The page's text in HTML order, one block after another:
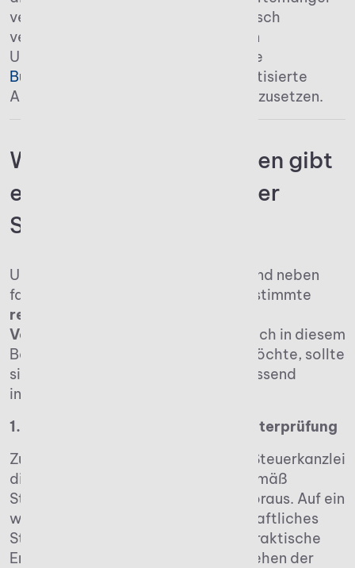
verstärkt den Bedarf an technologisch
versierten Kanzleien, denn sie helfen
Unternehmen dabei, durch effiziente
Buchhaltungssoftware
und automatisierte
Abläufe ihre Ressourcen optimal einzusetzen.
Welche Voraussetzungen gibt
es für die Gründung einer
Steuerkanzlei?
Um eine Steuerkanzlei zu gründen sind neben
fachlichen Qualifikationen auch bestimmte
rechtliche und organisatorische
Voraussetzungen
zu erfüllen. Wer sich in diesem
Berufsfeld selbstständig machen möchte, sollte
sich deshalb schon im Vorfeld umfassend
informieren.
1. Berufszulassung und Steuerberaterprüfung
Zunächst setzt die Gründung einer Steuerkanzlei
die Bestellung als Steuerberater gemäß
Steuerberatungsgesetz (StBerG) voraus. Auf ein
wirtschafts- oder rechtswissenschaftliches
Studium folgt hierfür mehrjährige praktische
Erfahrung. Das anschließende Bestehen der